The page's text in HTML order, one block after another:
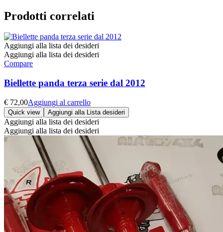
Prodotti correlati
Aggiungi alla lista dei desideri
Aggiungi alla lista dei desideri
Compare
Biellette panda terza serie dal 2012
€ 72,00Aggiungi al carrello
Quick view Aggiungi alla Lista desideri
Aggiungi alla lista dei desideri
Aggiungi alla lista dei desideri